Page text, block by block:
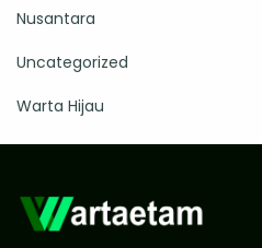
Nusantara
Uncategorized
Warta Hijau